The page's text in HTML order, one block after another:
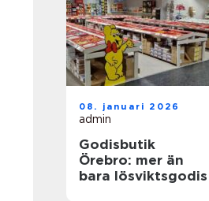
08. januari 2026
admin
Godisbutik
Örebro: mer än
bara lösviktsgodis